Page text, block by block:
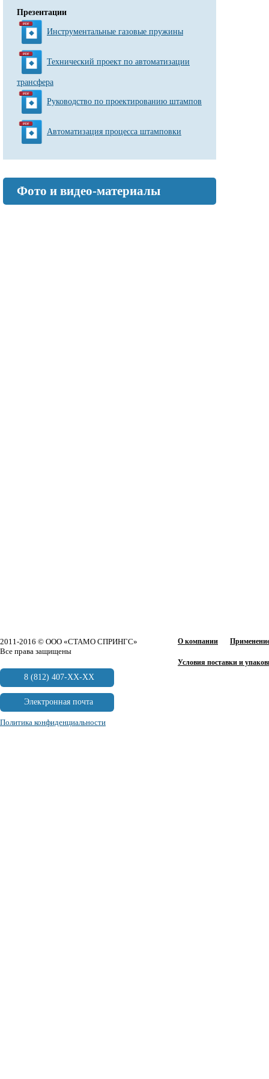
Презентации
Инструментальные газовые пружины
Технический проект по автоматизации
трансфера
Руководство по проектированию штампов
Автоматизация процесса штамповки
Фото и видео-материалы
О компании
Условия поставки и
2011-2016 © ООО «СТАМО СПРИНГС»
Все права защищены
8 (812) 407-XX-XX
Электронная почта
Политика конфиденциальности